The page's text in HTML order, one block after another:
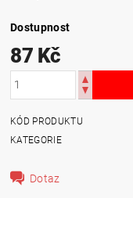
Dostupnost
87 Kč
KÓD PRODUKTU
KATEGORIE
Dotaz